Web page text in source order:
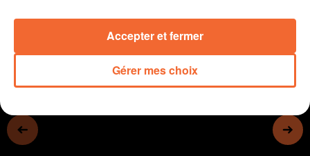
0:00 14 min 16 sec
Gérer mes choix
Accepter et fermer